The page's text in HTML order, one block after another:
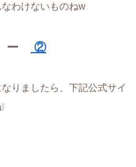
わけないものねw
ー ②
りましたら、下記公式サイ